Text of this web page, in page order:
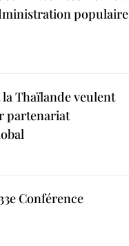
populaire
Thaïlande veulent
partenariat
Conférence